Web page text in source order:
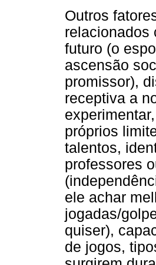
Outros
relacionados
futuro (o
ascensão
promissor),
receptiva a
próprios
talentos,
professores
ele achar
jogadas/
quiser),
de jogos,